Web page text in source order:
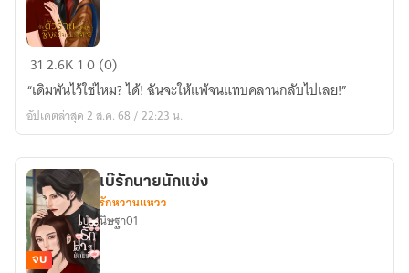
ยัย
ตัว
ร้าย
หน้า
ชิง
หัวใจ
นาย
วิศวะ
312.6K 10 (0)
“เดิมพันไว้ใช่ไหม? ได้! ฉันจะให้แพ้จนแทบคลานกลับไปเลย!”
อัปเดตล่าสุด 2 ส.ค. 68 / 22:23 น.
จบ
เบ๊รักนายนักแข่ง
รักหวานแหวว
นิษฐา01